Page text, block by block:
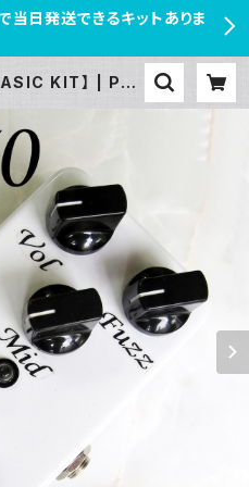
当日発送できるキットありま
KIT】 | PED